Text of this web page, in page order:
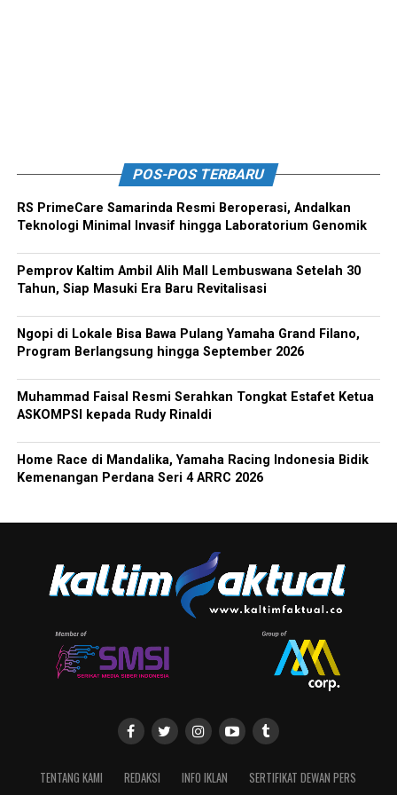
POS-POS TERBARU
RS PrimeCare Samarinda Resmi Beroperasi, Andalkan
Teknologi Minimal Invasif hingga Laboratorium Genomik
Pemprov Kaltim Ambil Alih Mall Lembuswana Setelah 30
Tahun, Siap Masuki Era Baru Revitalisasi
Ngopi di Lokale Bisa Bawa Pulang Yamaha Grand Filano,
Program Berlangsung hingga September 2026
Muhammad Faisal Resmi Serahkan Tongkat Estafet Ketua
ASKOMPSI kepada Rudy Rinaldi
Home Race di Mandalika, Yamaha Racing Indonesia Bidik
Kemenangan Perdana Seri 4 ARRC 2026
TENTANG KAMI REDAKSI INFO IKLAN
SERTIFIKAT DEWAN PERS